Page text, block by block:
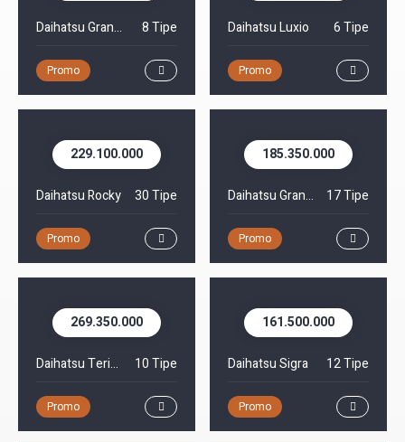
Daihatsu Gran Max MiniBus 8 Tipe
Promo
Daihatsu Luxio 6 Tipe
Promo
229.100.000
Daihatsu Rocky 30 Tipe
Promo
185.350.000
Daihatsu Gran Max Pick Up 17 Tipe
Promo
269.350.000
Daihatsu Terios 10 Tipe
Promo
161.500.000
Daihatsu Sigra 12 Tipe
Promo